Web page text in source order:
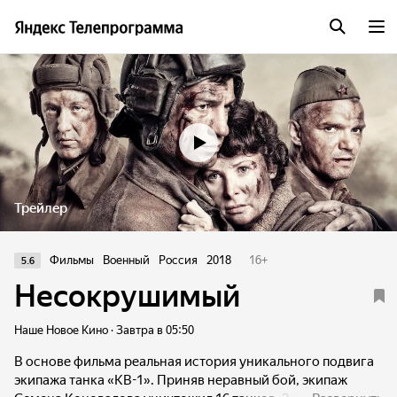
Трейлер
5.6 Фильмы Военный Россия 2018 16+
Несокрушимый
Наше Новое Кино · Завтра в 05:50
В основе фильма реальная история уникального подвига
экипажа танка «КВ-1». Приняв неравный бой, экипаж